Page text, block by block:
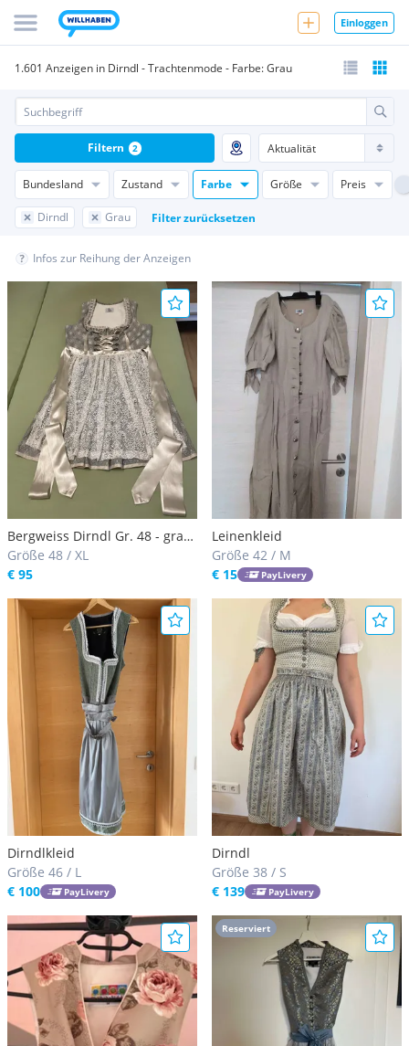
Einloggen
1.601 Anzeigen in Dirndl - Trachtenmode - Farbe: Grau
Bundesland Zustand Farbe Größe Preis
Dirndl Grau Filter zurücksetzen
Filtern 2
Infos zur Reihung der Anzeigen
Bergweiss Dirndl Gr. 48 - grau/
creme - mit Schürze
Größe 48 / XL
€ 95
Leinenkleid
Größe 42 / M
€ 15
PayLivery
Dirndlkleid
Größe 46 / L
€ 100
PayLivery
Dirndl
Größe 38 / S
€ 139
PayLivery
Reserviert